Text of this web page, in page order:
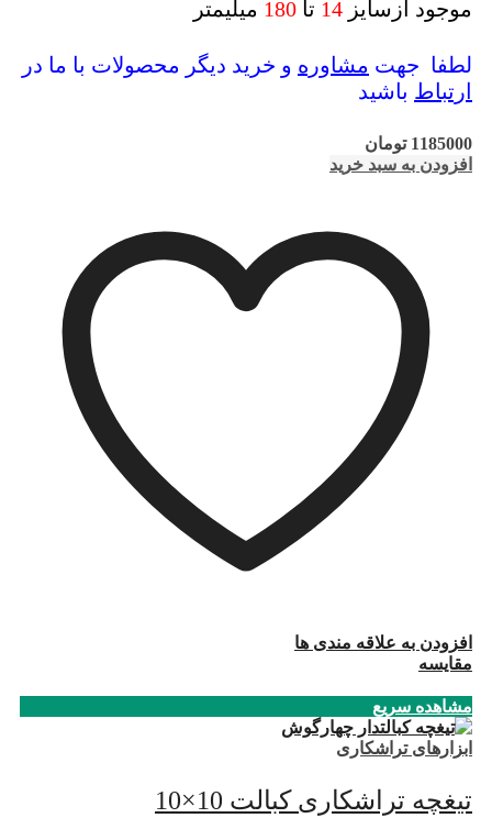
موجود ازسایز 14 تا 180 میلیمتر
لطفا جهت مشاوره و خرید دیگر محصولات با ما در
ارتباط باشید
1185000 تومان
افزودن به سبد خرید
افزودن به علاقه مندی ها
مقایسه
مشاهده سریع
ابزارهای تراشکاری
تیغچه تراشکاری کبالت 10×10